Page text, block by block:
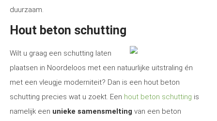
duurzaam.
Hout beton schutting
Wilt u graag een schutting laten
plaatsen in Noordeloos met een natuurlijke uitstraling én
met een vleugje moderniteit? Dan is een hout beton
schutting precies wat u zoekt. Een hout beton schutting is
namelijk een unieke samensmelting van een beton